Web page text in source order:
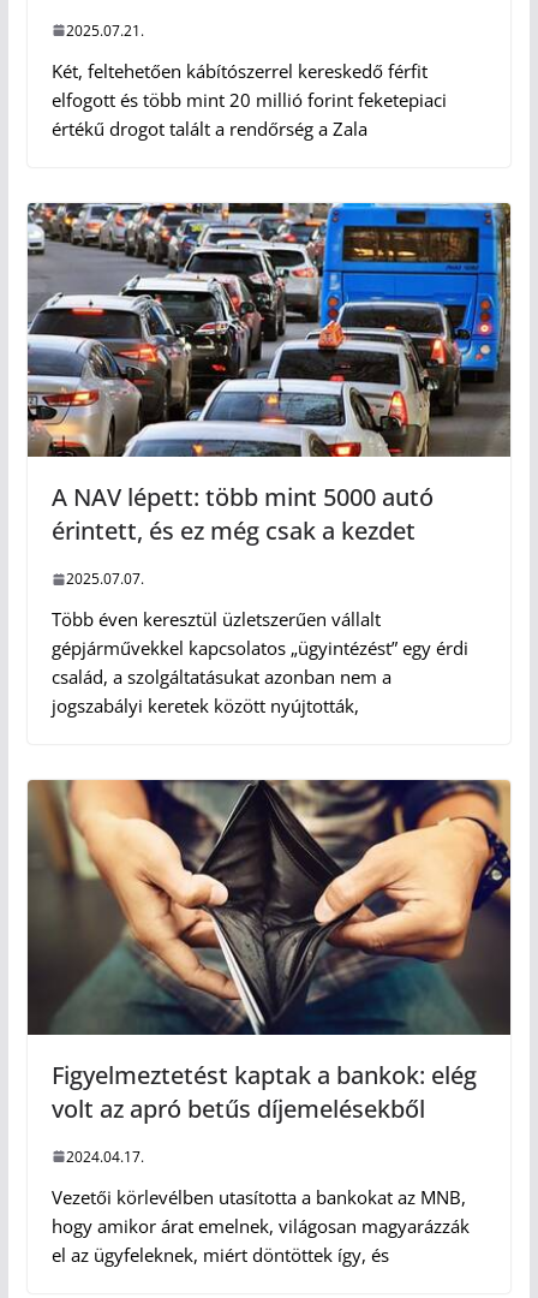
2025.07.21.
Két, feltehetően kábítószerrel kereskedő férfit
elfogott és több mint 20 millió forint feketepiaci
értékű drogot talált a rendőrség a Zala
A NAV lépett: több mint 5000 autó
érintett, és ez még csak a kezdet
2025.07.07.
Több éven keresztül üzletszerűen vállalt
gépjárművekkel kapcsolatos „ügyintézést” egy érdi
család, a szolgáltatásukat azonban nem a
jogszabályi keretek között nyújtották,
Figyelmeztetést kaptak a bankok: elég
volt az apró betűs díjemelésekből
2024.04.17.
Vezetői körlevélben utasította a bankokat az MNB,
hogy amikor árat emelnek, világosan magyarázzák
el az ügyfeleknek, miért döntöttek így, és